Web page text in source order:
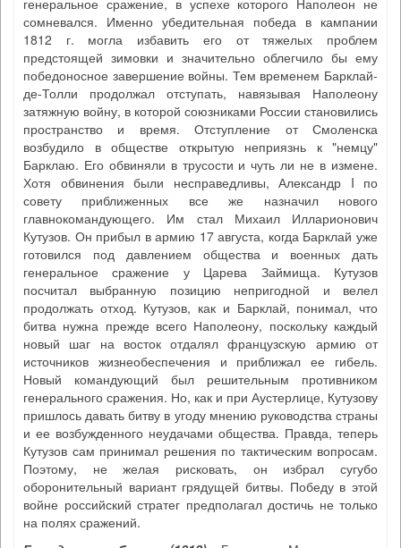
генеральное сражение, в успехе которого Наполеон не
сомневался. Именно убедительная победа в кампании
1812 г. могла избавить его от тяжелых проблем
предстоящей зимовки и значительно облегчило бы ему
победоносное завершение войны. Тем временем Барклай-
де-Толли продолжал отступать, навязывая Наполеону
затяжную войну, в которой союзниками России становились
пространство и время. Отступление от Смоленска
возбудило в обществе открытую неприязнь к "немцу"
Барклаю. Его обвиняли в трусости и чуть ли не в измене.
Хотя обвинения были несправедливы, Александр I по
совету приближенных все же назначил нового
главнокомандующего. Им стал Михаил Илларионович
Кутузов. Он прибыл в армию 17 августа, когда Барклай уже
готовился под давлением общества и военных дать
генеральное сражение у Царева Займища. Кутузов
посчитал выбранную позицию непригодной и велел
продолжать отход. Кутузов, как и Барклай, понимал, что
битва нужна прежде всего Наполеону, поскольку каждый
новый шаг на восток отдалял французскую армию от
источников жизнеобеспечения и приближал ее гибель.
Новый командующий был решительным противником
генерального сражения. Но, как и при Аустерлице, Кутузову
пришлось давать битву в угоду мнению руководства страны
и ее возбужденного неудачами общества. Правда, теперь
Кутузов сам принимал решения по тактическим вопросам.
Поэтому, не желая рисковать, он избрал сугубо
оборонительный вариант грядущей битвы. Победу в этой
войне российский стратег предполагал достичь не только
на полях сражений.